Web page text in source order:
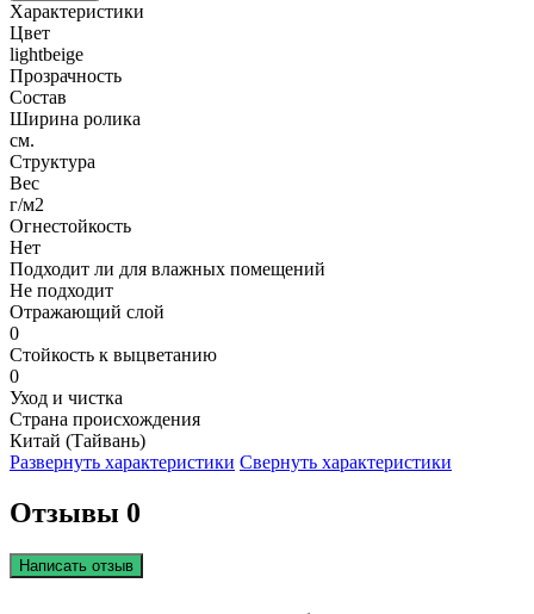
Характеристики
Цвет
lightbeige
Прозрачность
Состав
Ширина ролика
см.
Структура
Вес
г/м2
Огнестойкость
Нет
Подходит ли для влажных помещений
Не подходит
Отражающий слой
0
Стойкость к выцветанию
0
Уход и чистка
Страна происхождения
Китай (Тайвань)
Развернуть характеристики Свернуть характеристики
Отзывы 0
Написать отзыв